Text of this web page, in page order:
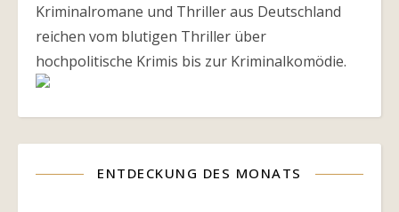
Kriminalromane und Thriller aus Deutschland
reichen vom blutigen Thriller über
hochpolitische Krimis bis zur Kriminalkomödie.
ENTDECKUNG DES MONATS